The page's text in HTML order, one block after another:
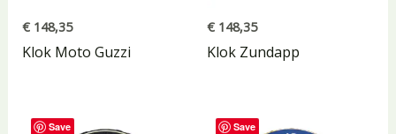
€148,35
Klok Moto Guzzi
€ 148,35
Klok Zundapp
Save Save